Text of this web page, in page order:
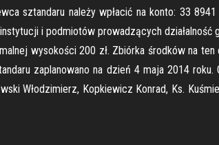
sztandaru należy wpłacić na konto: 33
i podmiotów prowadzących działalność
wysokości 200 zł. Zbiórka środków na
zaplanowano na dzień 4 maja 2014 roku.
Włodzimierz, Kopkiewicz Konrad, Ks.